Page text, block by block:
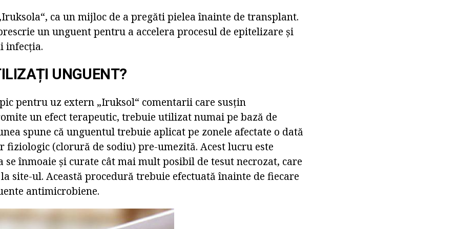
ca un mijloc de a pregăti pielea înainte de transplant.
un unguent pentru a accelera procesul de epitelizare și
infecția.
UNGUENT?
pentru uz extern „Iruksol“ comentarii care susțin
un efect terapeutic, trebuie utilizat numai pe bază de
spune că unguentul trebuie aplicat pe zonele afectate o dată
fiziologic (clorură de sodiu) pre-umezită. Acest lucru este
se înmoaie și curate cât mai mult posibil de tesut necrozat, care
site-ul. Această procedură trebuie efectuată înainte de fiecare
antimicrobiene.